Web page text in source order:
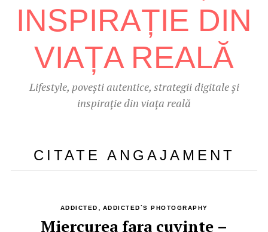
Lifestyle, povești autentice, strategii digitale și
inspirație din viața reală
CITATE ANGAJAMENT
ADDICTED ADDICTED`S PHOTOGRAPHY
Miercurea fara cuvinte –